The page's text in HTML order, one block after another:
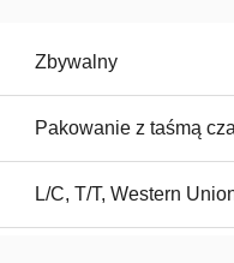
Zbywalny
Pakowanie z taśmą
L/C, T/T, Western